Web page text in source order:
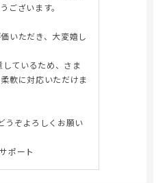
ございます。
いただき、大変嬉し
ているため、さま
軟に対応いただけま
うぞよろしくお願い
ポート